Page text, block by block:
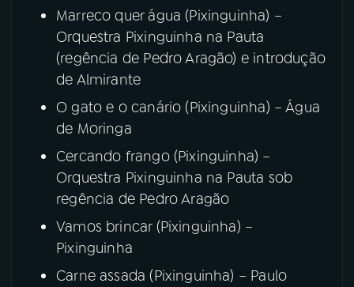
Instagram X
Marreco quer água (Pixinguinha) –
Orquestra Pixinguinha na Pauta
(regência de Pedro Aragão) e introdução
de Almirante
O gato e o canário (Pixinguinha) – Água
de Moringa
Cercando frango (Pixinguinha) –
Orquestra Pixinguinha na Pauta sob
regência de Pedro Aragão
Vamos brincar (Pixinguinha) –
Pixinguinha
Carne assada (Pixinguinha) – Paulo